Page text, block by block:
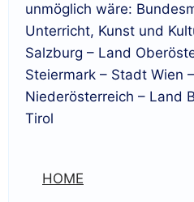
unmöglich wäre:
Unterricht, Kunst und
Salzburg – Land
Steiermark – Stadt Wien
Niederösterreich – Land
Tirol
HOME